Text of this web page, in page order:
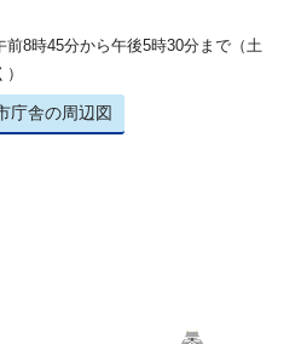
8時45分から午後5時30分まで（土
庁舎の周辺図